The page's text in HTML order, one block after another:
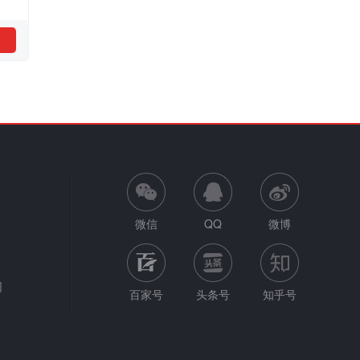
微信 QQ 微博
百家号 头条号 知乎号